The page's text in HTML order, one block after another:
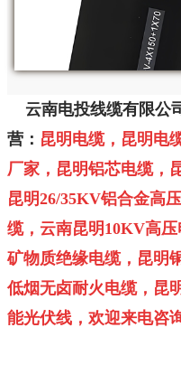
云南电投线缆有限公
营： 昆明电缆，昆明电
厂家，昆明铝芯电缆，
昆明26/35KV铝合金高
缆，云南昆明10KV高
矿物质绝缘电缆，昆明
低烟无卤耐火电缆，昆
能光伏线，欢迎来电咨询